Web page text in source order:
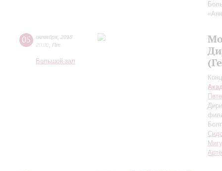
05 октября 2018
20:00 Пт
Большой зал